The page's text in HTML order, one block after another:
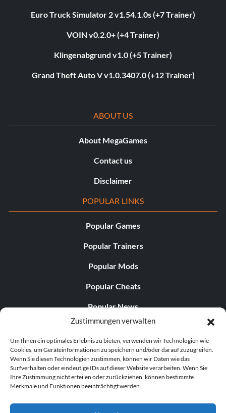
Zustimmungen verwalten
Um Ihnen ein optimales Erlebnis zu bieten, verwenden wir Technologien wie
Cookies, um Geräteinformationen zu speichern und/oder darauf zuzugreifen.
Wenn Sie diesen Technologien zustimmen, können wir Daten wie das
Surfverhalten oder eindeutige IDs auf dieser Website verarbeiten. Wenn Sie
Ihre Zustimmung nicht erteilen oder zurückziehen, können bestimmte
Merkmale und Funktionen beeinträchtigt werden.
Euro Truck Simulator 2 v1.54.1.0s (+7 Trainer)
VOIN v0.2.0+ (+4 Trainer)
Klingenabgrund v1.0 (+5 Trainer)
Grand Theft Auto V v1.0.3407.0 (+12 Trainer)
ABOUT US
About MegaGames
Contact us
Disclaimer
POPULAR LINKS
Popular Games
Popular Trainers
Popular Mods
Popular Cheats
Popular News
Popular Editorials
Popular Free Games
LATEST UPDATES